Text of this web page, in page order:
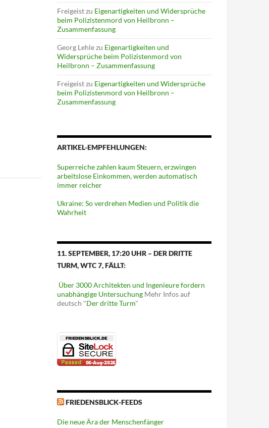
Freigeistzu Eigenartigkeiten und Widersprüche
beim Polizistenmord von Heilbronn –
Zusammenfassung
Georg Lehlezu Eigenartigkeiten und
Widersprüche beim Polizistenmord von
Heilbronn – Zusammenfassung
Freigeistzu Eigenartigkeiten und Widersprüche
beim Polizistenmord von Heilbronn –
Zusammenfassung
ARTIKEL-EMPFEHLUNGEN:
Superreiche zahlen kaum Steuern, erzwingen
arbeitslose Einkommen, werden automatisch
immer reicher
Ukraine: So verdrehen Medien und Politik die
Wahrheit
11. SEPTEMBER, 17:20 UHR – DER DRITTE
TURM, WTC 7, FÄLLT:
Über 3000 Architekten und Ingenieure fordern
unabhängige Untersuchung Mehr Infos auf
deutsch "Der dritte Turm"
FRIEDENSBLICK-FEEDS
Die neue Ära der Menschenfänger